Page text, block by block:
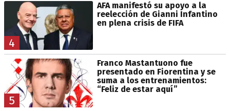
4
AFA manifestó su apoyo a la
reelección de Gianni Infantino
en plena crisis de FIFA
5
Franco Mastantuono fue
presentado en Fiorentina y se
suma a los entrenamientos:
“Feliz de estar aquí”